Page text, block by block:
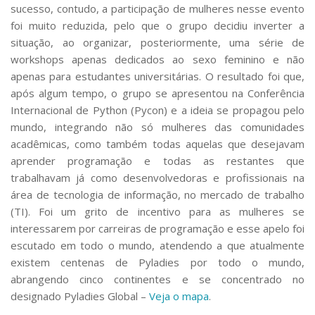
sucesso, contudo, a participação de mulheres nesse evento
foi muito reduzida, pelo que o grupo decidiu inverter a
situação, ao organizar, posteriormente, uma série de
workshops apenas dedicados ao sexo feminino e não
apenas para estudantes universitárias. O resultado foi que,
após algum tempo, o grupo se apresentou na Conferência
Internacional de Python (Pycon) e a ideia se propagou pelo
mundo, integrando não só mulheres das comunidades
acadêmicas, como também todas aquelas que desejavam
aprender programação e todas as restantes que
trabalhavam já como desenvolvedoras e profissionais na
área de tecnologia de informação, no mercado de trabalho
(TI). Foi um grito de incentivo para as mulheres se
interessarem por carreiras de programação e esse apelo foi
escutado em todo o mundo, atendendo a que atualmente
existem centenas de Pyladies por todo o mundo,
abrangendo cinco continentes e se concentrado no
designado Pyladies Global – Veja o mapa.